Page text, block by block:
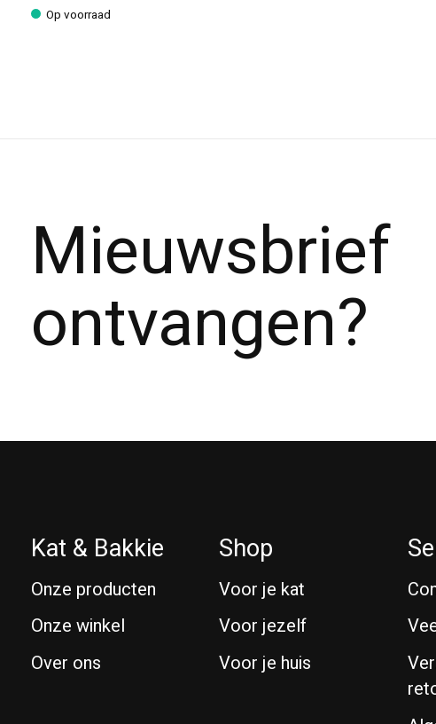
Op voorraad
Mieuwsbrief
ontvangen?
Kat & Bakkie
Onze producten
Onze winkel
Over ons
Shop
Voor je kat
Voor jezelf
Voor je huis